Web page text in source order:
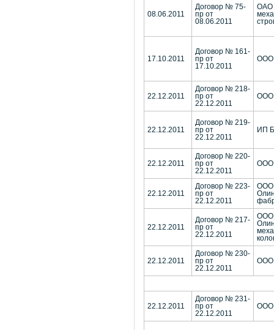
08.06.2011
Договор № 75-
пр от
08.06.2011
ОАО
17.10.2011
Договор № 161-
пр от
17.10.2011
ООО
22.12.2011
Договор № 218-
пр от
22.12.2011
ООО
22.12.2011
Договор № 219-
пр от
22.12.2011
ИП
22.12.2011
Договор № 220-
пр от
22.12.2011
ООО
22.12.2011
Договор № 223-
пр от
22.12.2011
ООО
22.12.2011
Договор № 217-
пр от
22.12.2011
ООО
22.12.2011
Договор № 230-
пр от
22.12.2011
ООО
22.12.2011
Договор № 231-
пр от
22.12.2011
ООО